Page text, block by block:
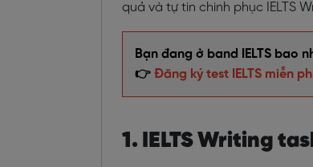
quả và tự tin chinh phục IELTS
Bạn đang ở band IELTS bao
👉 Đăng ký test IELTS miễn
1. IELTS Writing